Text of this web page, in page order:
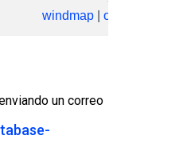
windmap
online
un correo